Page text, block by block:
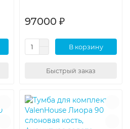
97000 ₽
В корзину
Быстрый заказ